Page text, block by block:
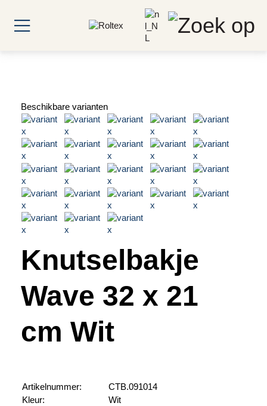
Beschikbare varianten
Knutselbakje
Wave 32 x 21
cm Wit
Artikelnummer:
CTB.091014
Kleur:
Wit